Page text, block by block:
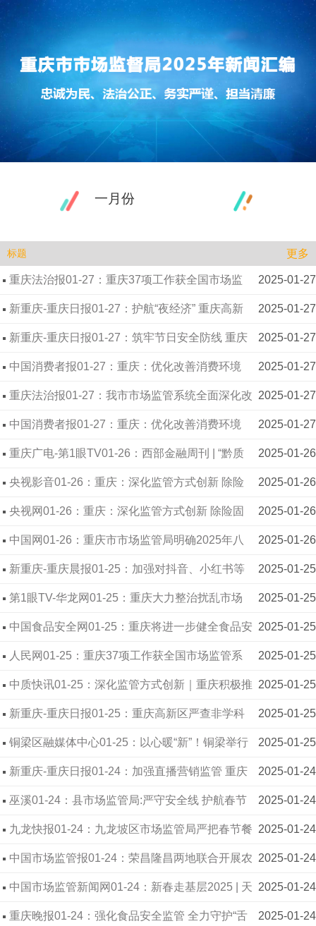
一月份
标题 更多
2025-01-27
重庆法治报01-27：重庆37项工作获全国市场监
管系统推广 2025-01-27
新重庆-重庆日报01-27：护航“夜经济” 重庆高新
区开展食品安全大检查 2025-01-27
新重庆-重庆日报01-27：筑牢节日安全防线 重庆
高新区专业市场开展应急演练 2025-01-27
中国消费者报01-27：重庆：优化改善消费环境
激发超大规模市场消费潜力 2025-01-27
重庆法治报01-27：我市市场监管系统全面深化改
革取得新进展新成效 37项工作经验获全国推广 2025-01-27
中国消费者报01-27：重庆：优化改善消费环境
激发超大规模市场消费潜力 2025-01-26
重庆广电-第1眼TV01-26：西部金融周刊 | “黔质
贷”助力企业变质量软实力为金融硬资产 2025-01-26
央视影音01-26：重庆：深化监管方式创新 除险
固安精准发力 2025-01-26
央视网01-26：重庆：深化监管方式创新 除险固
安精准发力 2025-01-26
中国网01-26：重庆市市场监管局明确2025年八
项重点工作 2025-01-25
新重庆-重庆晨报01-25：加强对抖音、小红书等
网络营销新业态监管 重庆将建立头部直播平台本地
电商主体库维护消费者权益
2025-01-25
第1眼TV-华龙网01-25：重庆大力整治扰乱市场
秩序突出问题 加强直播营销等新业态新模式监管 2025-01-25
中国食品安全网01-25：重庆将进一步健全食品安
全全链条监管体系，全力保障群众“舌尖上的安全” 2025-01-25
人民网01-25：重庆37项工作获全国市场监管系
统推广 2025-01-25
中质快讯01-25：深化监管方式创新｜重庆积极推
动市场综合监管提质提效 2025-01-25
新重庆-重庆日报01-25：重庆高新区严查非学科
类校外培训机构食品安全 2025-01-25
铜梁区融媒体中心01-25：以心暖“新”！铜梁举行
外卖配送员迎新春座谈会 2025-01-24
新重庆-重庆日报01-24：加强直播营销监管 重庆
将建头部直播平台本地电商主体子库 2025-01-24
巫溪01-24：县市场监管局:严守安全线 护航春节
市场秩序 2025-01-24
九龙快报01-24：九龙坡区市场监管局严把春节餐
饮服务食品安全关，守护“舌尖上”的年味 2025-01-24
中国市场监管报01-24：荣昌隆昌两地联合开展农
村家宴食品安全检查 2025-01-24
中国市场监管新闻网01-24：新春走基层2025 | 天
下美酒“安陶”装 2025-01-24
重庆晚报01-24：强化食品安全监管 全力守护“舌